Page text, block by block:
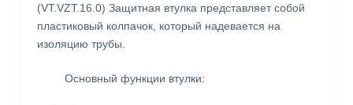
(VT.VZT.16.0) Защитная втулка представляет собой
пластиковый колпачок, который надевается на
изоляцию трубы.
Основный функции втулки: